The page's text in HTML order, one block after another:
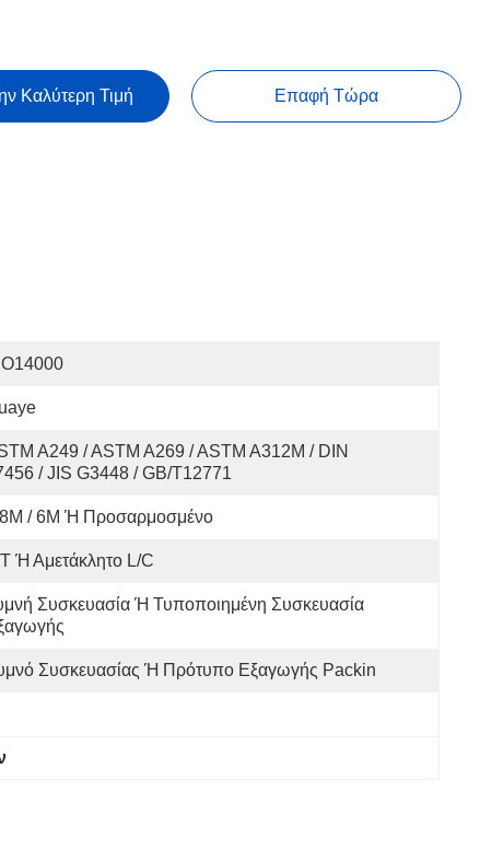
Καλύτερη Τιμή Επαφή Τώρα
A249 / ASTM A269 / ASTM A312M / DIN
/ JIS G3448 / GB/T12771
/ 6M Ή Προσαρμοσμένο
Ή Αμετάκλητο L/C
Συσκευασία Ή Τυποποιημένη Συσκευασία
Συσκευασίας Ή Πρότυπο Εξαγωγής Packin